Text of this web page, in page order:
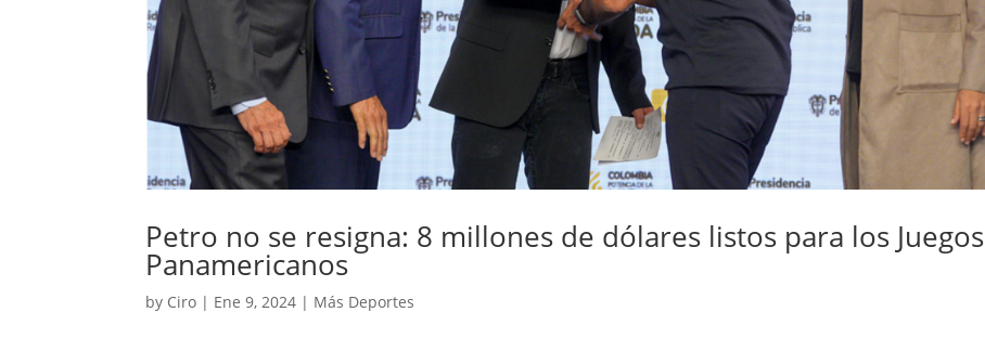
Petro no se resigna: 8 millones de dólares listos para los Juegos
Panamericanos
by Ciro | Ene 9, 2024 | Más Deportes